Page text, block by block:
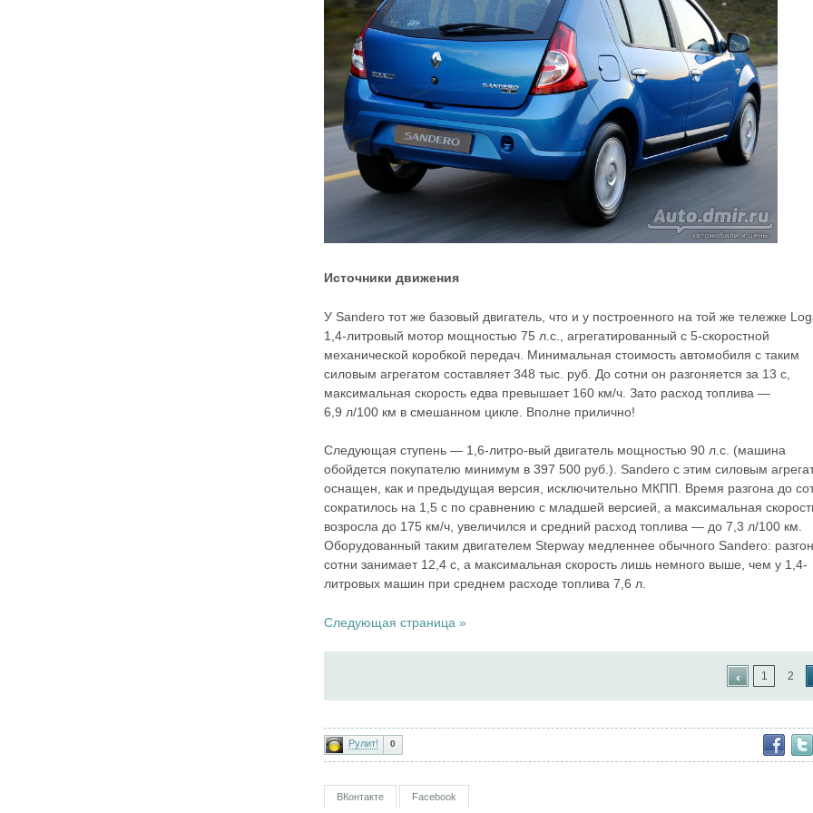
Источники движения
У Sandero тот же базовый двигатель, что и у построенного на той же тележке
1,4-литровый мотор мощностью 75 л.с., агрегатированный с 5-скоростной
механической коробкой передач. Минимальная стоимость автомобиля с таким
силовым агрегатом составляет 348 тыс. руб. До сотни он разгоняется за 13 с,
максимальная скорость едва превышает 160 км/ч. Зато расход топлива —
6,9 л/100 км в смешанном цикле. Вполне прилично!
Следующая ступень — 1,6-литро-вый двигатель мощностью 90 л.с. (машина
обойдется покупателю минимум в 397 500 руб.). Sandero с этим силовым
оснащен, как и предыдущая версия, исключительно МКПП. Время разгона до
сократилось на 1,5 с по сравнению с младшей версией, а максимальная
возросла до 175 км/ч, увеличился и средний расход топлива — до 7,3 л/100 км.
Оборудованный таким двигателем Stepway медленнее обычного Sandero:
сотни занимает 12,4 с, а максимальная скорость лишь немного выше, чем у 1,4-
литровых машин при среднем расходе топлива 7,6 л.
Следующая страница »
‹ 1 2
Рулит! 0
ВКонтакте Facebook